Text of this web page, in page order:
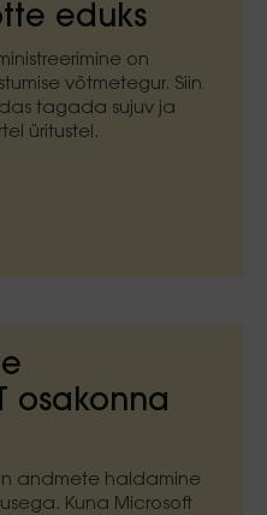
eduks
on
võtmetegur. Siin
tagada sujuv ja
üritustel.
osakonna
andmete haldamine
Kuna Microsoft